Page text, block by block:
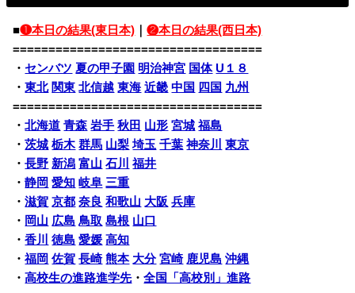
■❶本日の結果(東日本) ｜❷本日の結果(西日本)
===================================
・ センバツ 夏の甲子園 明治神宮 国体 U１８
・東北 関東 北信越 東海 近畿 中国 四国 九州
===================================
・北海道 青森 岩手 秋田 山形 宮城 福島
・茨城 栃木 群馬 山梨 埼玉 千葉 神奈川
東京
・長野 新潟 富山 石川
福井
・静岡 愛知 岐阜 三重
・滋賀 京都 奈良 和歌山 大阪 兵庫
・ 岡山 広島 鳥取 島根 山口
・香川 徳島 愛媛 高知
・福岡 佐賀 長崎 熊本 大分 宮崎 鹿児島 沖縄
・高校生の進路進学先・全国「高校別」進路